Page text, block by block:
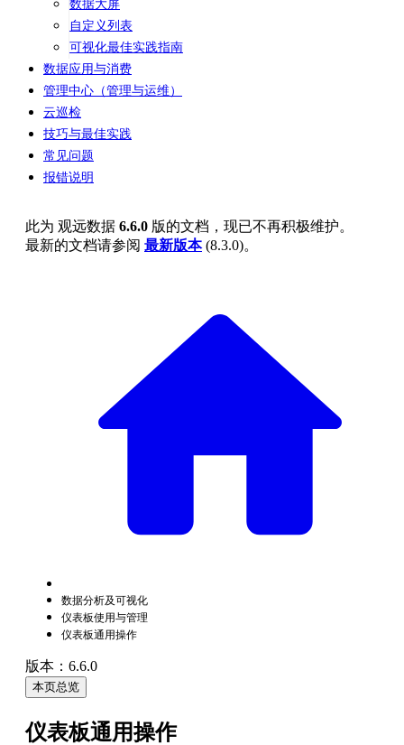
数据大屏
自定义列表
可视化最佳实践指南
数据应用与消费
管理中心（管理与运维）
云巡检
技巧与最佳实践
常见问题
报错说明
此为 观远数据 6.6.0 版的文档，现已不再积极维护。
最新的文档请参阅 最新版本(8.3.0)。
数据分析及可视化
仪表板使用与管理
仪表板通用操作
版本：6.6.0
本页总览
仪表板通用操作